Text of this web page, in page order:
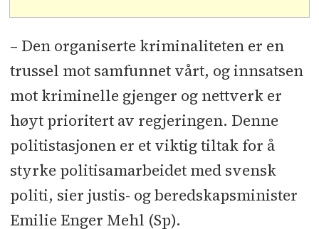
– Den organiserte kriminaliteten er en
trussel mot samfunnet vårt, og innsatsen
mot kriminelle gjenger og nettverk er
høyt prioritert av regjeringen. Denne
politistasjonen er et viktig tiltak for å
styrke politisamarbeidet med svensk
politi, sier justis- og beredskapsminister
Emilie Enger Mehl (Sp).